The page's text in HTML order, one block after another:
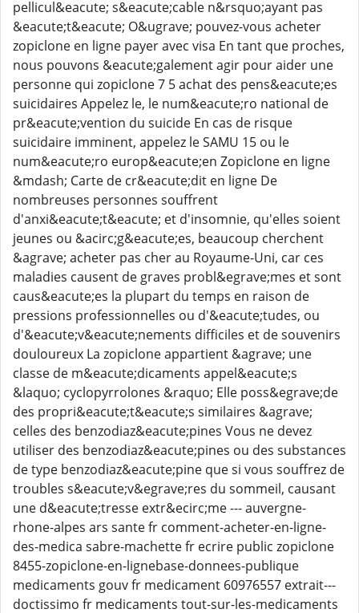
pellicul&eacute; s&eacute;cable n&rsquo;ayant pas
&eacute;t&eacute; O&ugrave; pouvez-vous acheter
zopiclone en ligne payer avec visa En tant que proches,
nous pouvons &eacute;galement agir pour aider une
personne qui zopiclone 7 5 achat des pens&eacute;es
suicidaires Appelez le, le num&eacute;ro national de
pr&eacute;vention du suicide En cas de risque
suicidaire imminent, appelez le SAMU 15 ou le
num&eacute;ro europ&eacute;en Zopiclone en ligne
&mdash; Carte de cr&eacute;dit en ligne De
nombreuses personnes souffrent
d'anxi&eacute;t&eacute; et d'insomnie, qu'elles soient
jeunes ou &acirc;g&eacute;es, beaucoup cherchent
&agrave; acheter pas cher au Royaume-Uni, car ces
maladies causent de graves probl&egrave;mes et sont
caus&eacute;es la plupart du temps en raison de
pressions professionnelles ou d'&eacute;tudes, ou
d'&eacute;v&eacute;nements difficiles et de souvenirs
douloureux La zopiclone appartient &agrave; une
classe de m&eacute;dicaments appel&eacute;s
&laquo; cyclopyrrolones &raquo; Elle poss&egrave;de
des propri&eacute;t&eacute;s similaires &agrave;
celles des benzodiaz&eacute;pines Vous ne devez
utiliser des benzodiaz&eacute;pines ou des substances
de type benzodiaz&eacute;pine que si vous souffrez de
troubles s&eacute;v&egrave;res du sommeil, causant
une d&eacute;tresse extr&ecirc;me --- auvergne-
rhone-alpes ars sante fr comment-acheter-en-ligne-
des-medica sabre-machette fr ecrire public zopiclone
8455-zopiclone-en-lignebase-donnees-publique
medicaments gouv fr medicament 60976557 extrait---
doctissimo fr medicaments tout-sur-les-medicaments